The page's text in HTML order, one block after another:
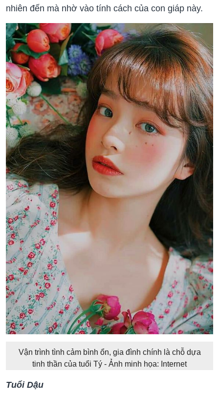
nhiên đến mà nhờ vào tính cách của con giáp này.
Vận trình tình cảm bình ổn, gia đình chính là chỗ dựa
tinh thần của tuổi Tý - Ảnh minh họa: Internet
Tuổi Dậu